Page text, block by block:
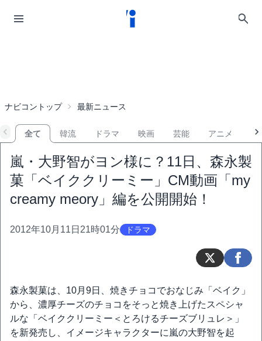
ナビコントップ 最新ニュース
全て 韓流 ドラマ 映画 芸能 アニメ
嵐・大野智がヨン様に？11日、森永製
菓「ベイククリーミー」CM動画「my
creamy meory」編を公開開始！
2012年10月11日21時01分 ドラマ
森永製菓は、10月9日、焼きチョコでおなじみ「ベイク」
から、濃厚チーズのチョコをそっと焼き上げたスペシャ
ルな「ベイククリーミー＜とろけるチーズブリュレ＞」
を新発売し、イメージキャラクターに嵐の大野智を起